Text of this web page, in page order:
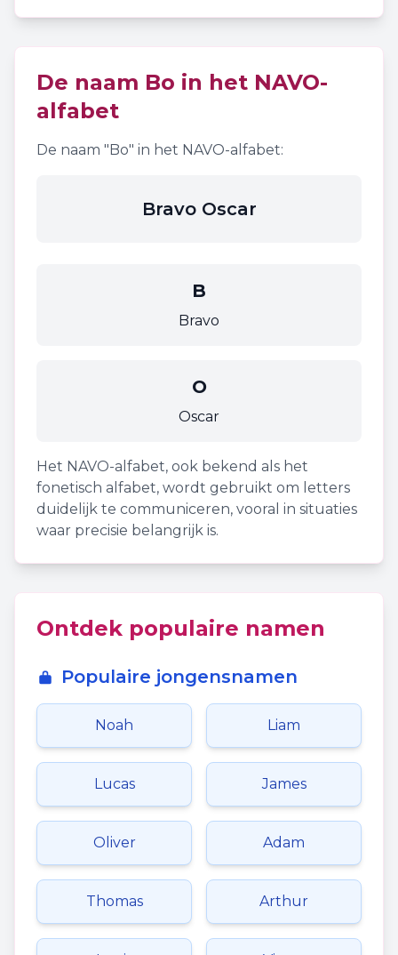
De naam Bo in het NAVO-
alfabet
De naam "Bo" in het NAVO-alfabet:
Bravo Oscar
B
Bravo
O
Oscar
Het NAVO-alfabet, ook bekend als het
fonetisch alfabet, wordt gebruikt om letters
duidelijk te communiceren, vooral in situaties
waar precisie belangrijk is.
Ontdek populaire namen
Populaire jongensnamen
Noah Liam
Lucas James
Oliver Adam
Thomas Arthur